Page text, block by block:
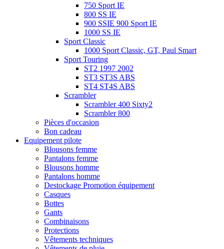
750 Sport IE
800 SS IE
900 SSIE 900 Sport IE
1000 SS IE
Sport Classic
1000 Sport Classic, GT, Paul Smart
Sport Touring
ST2 1997 2002
ST3 ST3S ABS
ST4 ST4S ABS
Scrambler
Scrambler 400 Sixty2
Scrambler 800
Pièces d'occasion
Bon cadeau
Equipement pilote
Blousons femme
Pantalons femme
Blousons homme
Pantalons homme
Destockage Promotion équipement
Casques
Bottes
Gants
Combinaisons
Protections
Vêtements techniques